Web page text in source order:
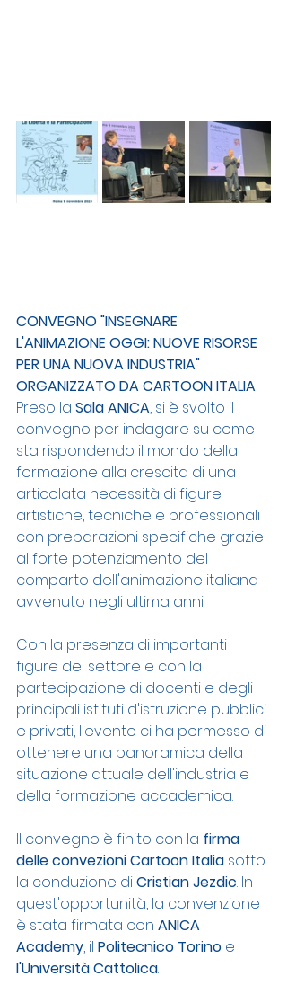
CONVEGNO "INSEGNARE
L'ANIMAZIONE OGGI: NUOVE RISORSE
PER UNA NUOVA INDUSTRIA"
ORGANIZZATO DA CARTOON ITALIA
Preso la Sala ANICA, si è svolto il
convegno per indagare su come
sta rispondendo il mondo della
formazione alla crescita di una
articolata necessità di figure
artistiche, tecniche e professionali
con preparazioni specifiche grazie
al forte potenziamento del
comparto dell'animazione italiana
avvenuto negli ultima anni.
Con la presenza di importanti
figure del settore e con la
partecipazione di docenti e degli
principali istituti d'istruzione pubblici
e privati, l'evento ci ha permesso di
ottenere una panoramica della
situazione attuale dell'industria e
della formazione accademica.
Il convegno è finito con la firma
delle convezioni Cartoon Italia sotto
la conduzione di Cristian Jezdic. In
quest'opportunità, la convenzione
è stata firmata con ANICA
Academy, il Politecnico Torino e
l'Università Cattolica.